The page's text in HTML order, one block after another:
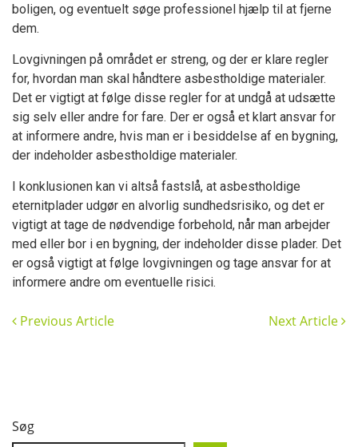
boligen, og eventuelt søge professionel hjælp til at fjerne
dem.
Lovgivningen på området er streng, og der er klare regler
for, hvordan man skal håndtere asbestholdige materialer.
Det er vigtigt at følge disse regler for at undgå at udsætte
sig selv eller andre for fare. Der er også et klart ansvar for
at informere andre, hvis man er i besiddelse af en bygning,
der indeholder asbestholdige materialer.
I konklusionen kan vi altså fastslå, at asbestholdige
eternitplader udgør en alvorlig sundhedsrisiko, og det er
vigtigt at tage de nødvendige forbehold, når man arbejder
med eller bor i en bygning, der indeholder disse plader. Det
er også vigtigt at følge lovgivningen og tage ansvar for at
informere andre om eventuelle risici.
Previous Article Next Article
Søg